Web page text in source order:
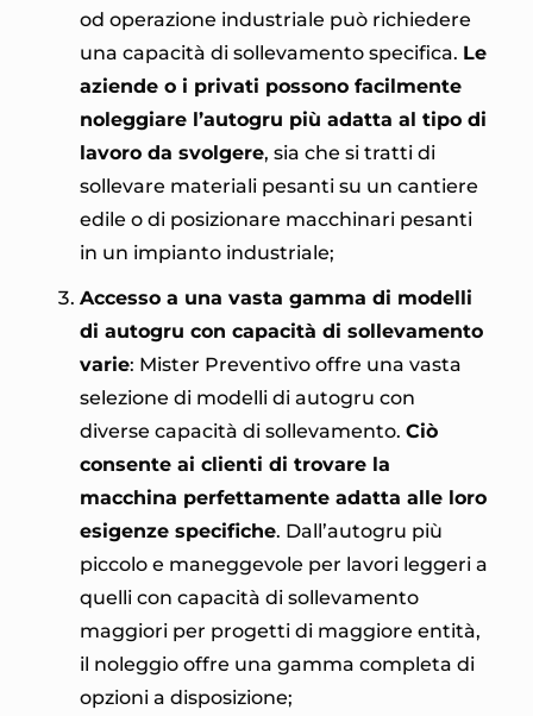
od operazione industriale può richiedere
una capacità di sollevamento specifica. Le
aziende o i privati possono facilmente
noleggiare l’autogru più adatta al tipo di
lavoro da svolgere, sia che si tratti di
sollevare materiali pesanti su un cantiere
edile o di posizionare macchinari pesanti
in un impianto industriale;
Accesso a una vasta gamma di modelli
di autogru con capacità di sollevamento
varie: Mister Preventivo offre una vasta
selezione di modelli di autogru con
diverse capacità di sollevamento. Ciò
consente ai clienti di trovare la
macchina perfettamente adatta alle loro
esigenze specifiche. Dall’autogru più
piccolo e maneggevole per lavori leggeri a
quelli con capacità di sollevamento
maggiori per progetti di maggiore entità,
il noleggio offre una gamma completa di
opzioni a disposizione;